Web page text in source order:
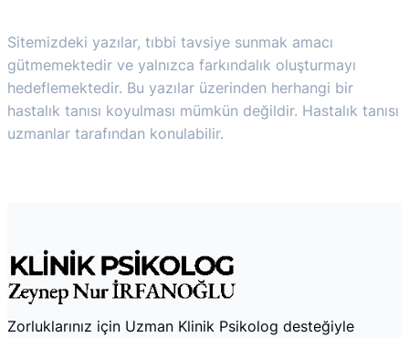
Sitemizdeki yazılar, tıbbi tavsiye sunmak amacı
gütmemektedir ve yalnızca farkındalık oluşturmayı
hedeflemektedir. Bu yazılar üzerinden herhangi bir
hastalık tanısı koyulması mümkün değildir. Hastalık tanısı
uzmanlar tarafından konulabilir.
Zorluklarınız için Uzman Klinik Psikolog desteğiyle